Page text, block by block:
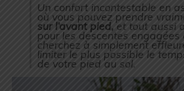
Un confort incontestable en
où vous pouvez prendre
sur l’avant pied, et tout aussi
pour les descentes engagées
cherchez à simplement
limiter le plus possible le
de votre pied au sol.